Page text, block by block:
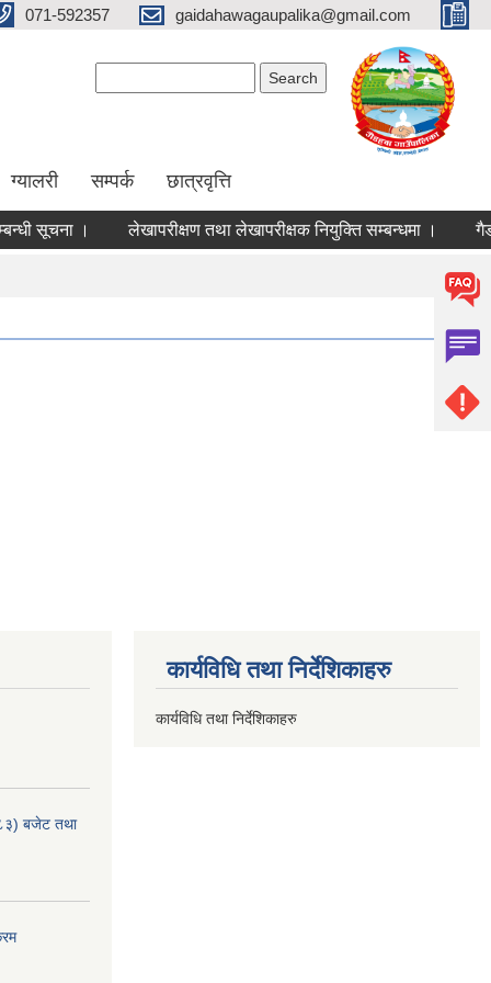
071-592357 gaidahawagaupalika@gmail.com
ग्यालरी सम्पर्क छात्रवृत्ति
सूचना । लेखापरीक्षण तथा लेखापरीक्षक नियुक्ति सम्बन्धमा ।
बजेट तथा
कार्यविधि तथा निर्देशिकाहरु
कार्यविधि तथा निर्देशिकाहरु